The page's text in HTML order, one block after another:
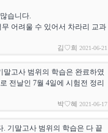
습니다.
어려울 수 있어서 차라리 교과
김♡희 2021-06-21
말고사 범위의 학습은 완료하였
전날인 7월 4일에 시험전 정리
박♡혜 2021-06-17
기말고사 범위의 학습은 다 끝